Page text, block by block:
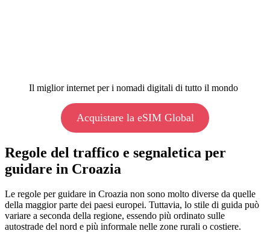
Il miglior internet per i nomadi digitali di tutto il mondo
Acquistare la eSIM Global
Regole del traffico e segnaletica per
guidare in Croazia
Le regole per guidare in Croazia non sono molto diverse da quelle
della maggior parte dei paesi europei. Tuttavia, lo stile di guida può
variare a seconda della regione, essendo più ordinato sulle
autostrade del nord e più informale nelle zone rurali o costiere.